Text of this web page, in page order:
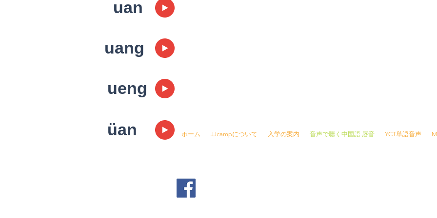
​uan
uang
ueng
üan ホーム JJcampについて 入学の案内 音声で聴く中国語 唇音 YCT単語音声